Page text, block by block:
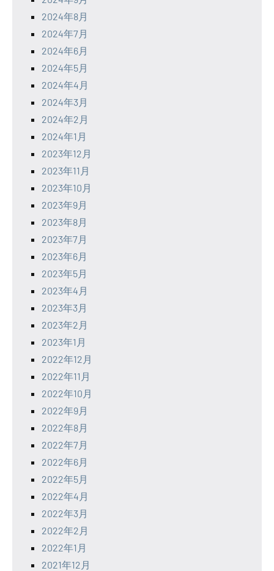
2024年8月
2024年7月
2024年6月
2024年5月
2024年4月
2024年3月
2024年2月
2024年1月
2023年12月
2023年11月
2023年10月
2023年9月
2023年8月
2023年7月
2023年6月
2023年5月
2023年4月
2023年3月
2023年2月
2023年1月
2022年12月
2022年11月
2022年10月
2022年9月
2022年8月
2022年7月
2022年6月
2022年5月
2022年4月
2022年3月
2022年2月
2022年1月
2021年12月